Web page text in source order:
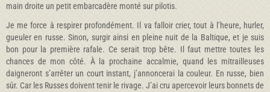
main droite un petit embarcadère monté sur pilotis.
Je me force à respirer profondément. Il va falloir crier, tout à l’heure, hurler,
gueuler en russe. Sinon, surgir ainsi en pleine nuit de la Baltique, et je suis
bon pour la première rafale. Ce serait trop bête. Il faut mettre toutes les
chances de mon côté. À la prochaine accalmie, quand les mitrailleuses
daigneront s’arrêter un court instant, j’annoncerai la couleur. En russe, bien
sûr. Car les Russes doivent tenir le rivage. J’ai cru apercevoir leurs bonnets de